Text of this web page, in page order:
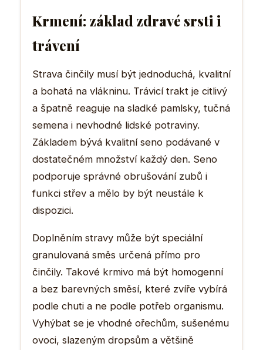
Krmení: základ zdravé srsti i
trávení
Strava činčily musí být jednoduchá, kvalitní
a bohatá na vlákninu. Trávicí trakt je citlivý
a špatně reaguje na sladké pamlsky, tučná
semena i nevhodné lidské potraviny.
Základem bývá kvalitní seno podávané v
dostatečném množství každý den. Seno
podporuje správné obrušování zubů i
funkci střev a mělo by být neustále k
dispozici.
Doplněním stravy může být speciální
granulovaná směs určená přímo pro
činčily. Takové krmivo má být homogenní
a bez barevných směsí, které zvíře vybírá
podle chuti a ne podle potřeb organismu.
Vyhýbat se je vhodné ořechům, sušenému
ovoci, slazeným dropsům a většině